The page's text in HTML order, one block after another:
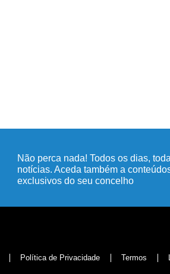
Não perca nada! Todos os dias,
notícias. Aceda também a
exclusivos do seu concelho
Política de Privacidade Termos